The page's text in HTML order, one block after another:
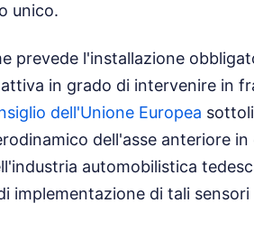
unico.
prevede l'installazione
in grado di intervenire in
dell'Unione Europea
dell'asse anteriore
automobilistica
implementazione di tali